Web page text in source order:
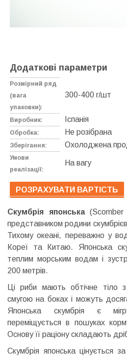
Додаткові параметри
Розмірний ряд
(вага
упаковки):
300-400 г/шт
Виробник: Іспанія
Обробка: Не розібрана
Зберігання: Охолоджена
Умови
реалізації:
На вагу
РОЗРАХУВАТИ ВАРТІСТЬ
Скумбрія японська(Scomber
представником родини
Тихому океані, переважно у
Кореї та Китаю. Японська
теплим морським водам і
200 метрів.
Ці риби мають обтічне тіло
смугою на боках і можуть
Японська скумбрія є
переміщується в пошуках
Основу її раціону складають
Скумбрія японська цінується